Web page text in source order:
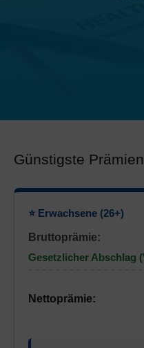
Günstigste
⭐ Erwachsene (26+)
Bruttoprämie:
Gesetzlicher Abschlag
Nettoprämie: